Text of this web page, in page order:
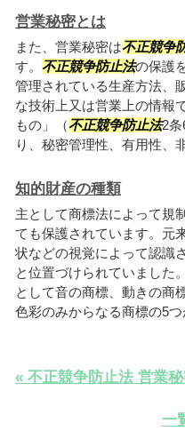
営業秘密とは
また、営業秘密は不正競争
す。 不正競争防止法の保護
管理されている生産方法、
な技術上又は営業上の情報
もの」（不正競争防止法2条
り、秘密管理性、有用性、
知的財産の種類
主として商標法によって規
ても保護されています。元
状などの視覚によって認識
と位置づけられていました
として音の商標、動きの商
色彩のみからなる商標の5
« 不正競争防止法 営業
一